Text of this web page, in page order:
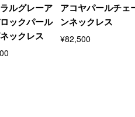
ルグレーア
ックパール
ックレス
アコヤパールチェ
ンネックレス
¥82,500